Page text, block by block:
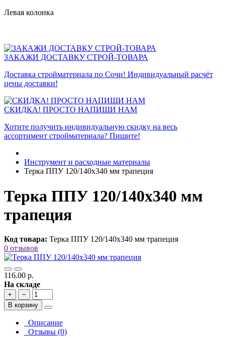
Левая колонка
ЗАКАЖИ ДОСТАВКУ СТРОЙ-ТОВАРА
Доставка стройматериала по Сочи! Индивидуальный расчёт
цены доставки!
СКИДКА! ПРОСТО НАПИШИ НАМ
Хотите получить индивидуальную скидку на весь
ассортимент стройматериала? Пишите!
Инструмент и расходные материалы
Терка ППУ 120/140х340 мм трапеция
Терка ППУ 120/140х340 мм
трапеция
Код товара: Терка ППУ 120/140х340 мм трапеция
0 отзывов
116.00 р.
На складе
+
−
В корзину
Описание
Отзывы (0)